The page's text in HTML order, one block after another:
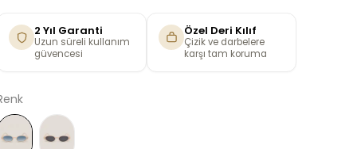
2 Yıl Garanti
Uzun süreli kullanım
güvencesi
Özel Deri Kılıf
Çizik ve darbelere
karşı tam koruma